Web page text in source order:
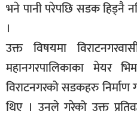
भने पानी परेपछि सडक हिड्नै
।
उक्त विषयमा
महानगरपालिकाका मेयर
विराटनगरको सडकहरु निर्माण
थिए । उनले गरेको उक्त